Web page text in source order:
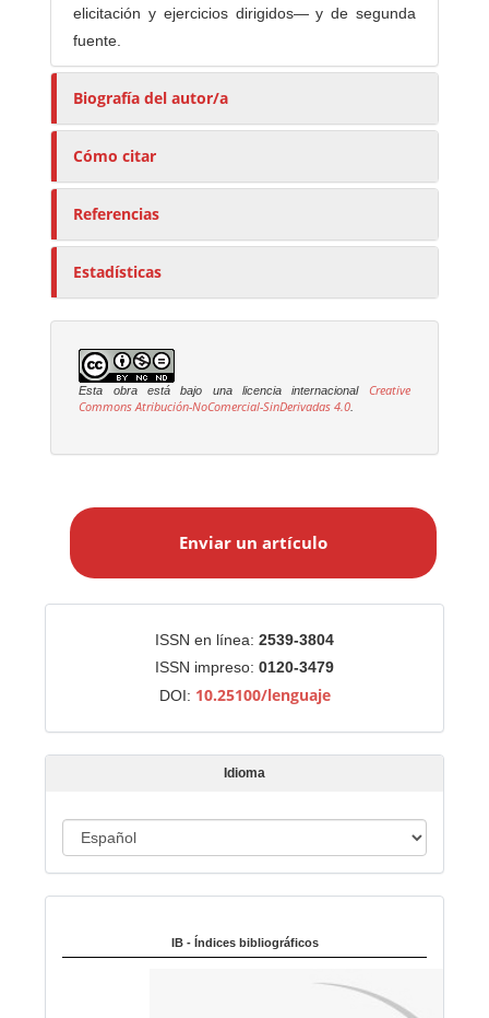
elicitación y ejercicios dirigidos— y de segunda
fuente.
Biografía del autor/a
Cómo citar
Referencias
Estadísticas
Esta obra está bajo una licencia internacional
Creative
Commons Atribución-NoComercial-SinDerivadas 4.0
a
r
t
Enviar un artículo
ISSN en línea: 2539-3804
ISSN impreso: 0120-3479
DOI: 10.25100/lenguaje
Idioma
d
m
IB - Índices bibliográficos